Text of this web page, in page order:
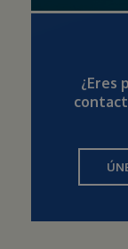
¿Eres